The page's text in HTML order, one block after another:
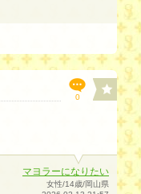
0
マヨラーになりたい
女性/14歳/岡山県